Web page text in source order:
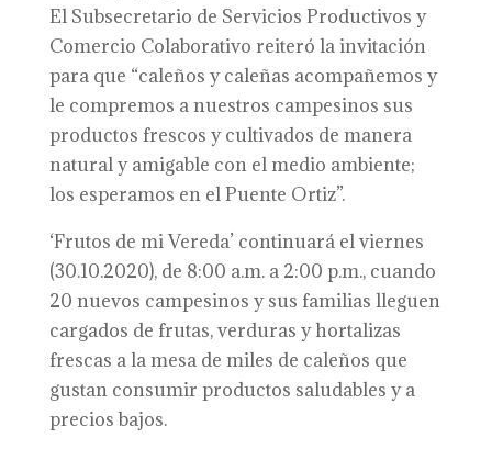
El Subsecretario de Servicios Productivos y
Comercio Colaborativo reiteró la invitación
para que “caleños y caleñas acompañemos y
le compremos a nuestros campesinos sus
productos frescos y cultivados de manera
natural y amigable con el medio ambiente;
los esperamos en el Puente Ortiz”.
‘Frutos de mi Vereda’ continuará el viernes
(30.10.2020), de 8:00 a.m. a 2:00 p.m., cuando
20 nuevos campesinos y sus familias lleguen
cargados de frutas, verduras y hortalizas
frescas a la mesa de miles de caleños que
gustan consumir productos saludables y a
precios bajos.